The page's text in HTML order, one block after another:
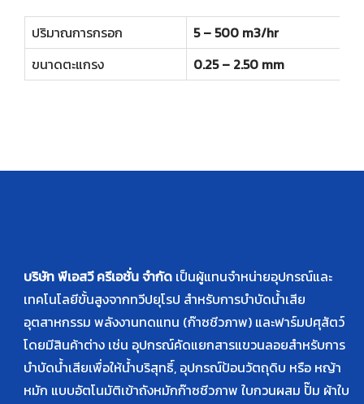
ปริมาณการกรอก
5 – 500 m3/hr
ขนาดตะแกรง
0.25 – 2.50 mm
บริษัท พีเอสวี ครีเอชั่น จำกัด เป็นผู้แทนจำหน่ายอุปกรณ์และ
เทคโนโลยีขั้นสูงจากทวีปยุโรป สำหรับการบำบัดน้ำเสีย
อุตสาหกรรม พลังงานทดแทน (ก๊าซชีวภาพ) และฟาร์มปศุสัตว์
โดยมีสินค้าต่าง เช่น อุปกรณ์คัดแยกสารแขวนลอยสำหรับการ
บำบัดน้ำเสียเพื่อให้น้ำบริสุทธิ์, อุปกรณ์ป้อนวัตถุดิบ หรือ หญ้า
หมัก แบบอัตโนมัติเข้าถังหมักก๊าซชีวภาพ ใบกวนผสม ปั๊ม ผ้าใบ